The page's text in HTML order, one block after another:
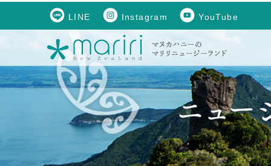
LINE Instagram YouTube